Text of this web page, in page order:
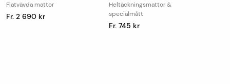
Flatvävda mattor
Fr. 2 690 kr
Heltäckningsmattor &
specialmått
Fr. 745 kr